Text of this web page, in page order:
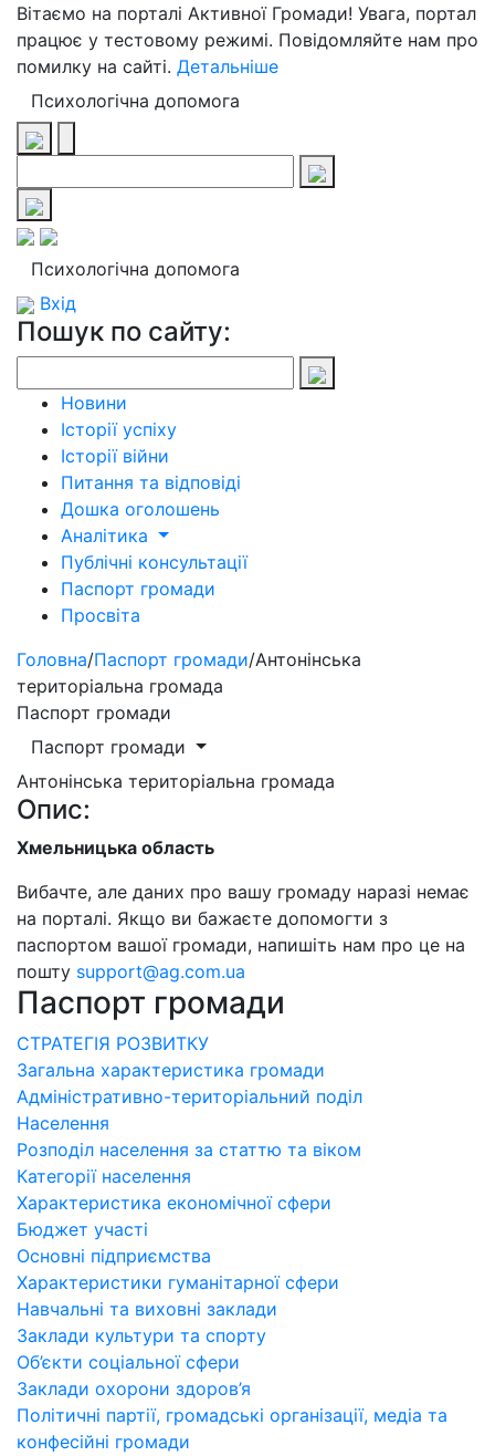
Вітаємо на порталі Активної Громади! Увага, портал
працює у тестовому режимі. Повідомляйте нам про
помилку на сайті. Детальніше
Психологічна допомога
Психологічна допомога
Вхід
Пошук по сайту:
Новини
Історії успіху
Історії війни
Питання та відповіді
Дошка оголошень
Аналітика
Публічні консультації
Паспорт громади
Просвіта
Головна/Паспорт громади/Антонінська
територіальна громада
Паспорт громади
Паспорт громади
Антонінська територіальна громада
Опис:
Хмельницька область
Вибачте, але даних про вашу громаду наразі немає
на порталі. Якщо ви бажаєте допомогти з
паспортом вашої громади, напишіть нам про це на
пошту support@ag.com.ua
Паспорт громади
СТРАТЕГІЯ РОЗВИТКУ
Загальна характеристика громади
Адміністративно-територіальний поділ
Населення
Розподіл населення за статтю та віком
Категорії населення
Характеристика економічної сфери
Бюджет участі
Основні підприємства
Характеристики гуманітарної сфери
Навчальні та виховні заклади
Заклади культури та спорту
Об’єкти соціальної сфери
Заклади охорони здоров’я
Політичні партії, громадські організації, медіа та
конфесійні громади